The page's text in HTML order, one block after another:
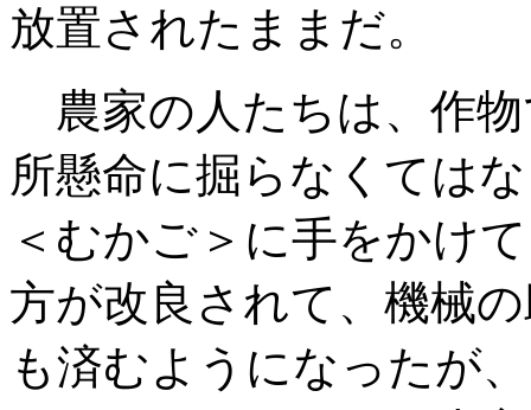
放置されたままだ。
農家の人たちは、作
所懸命に掘らなく ては
＜むかご＞に手をかけ
方が改良されて、機械
も済むようになったが